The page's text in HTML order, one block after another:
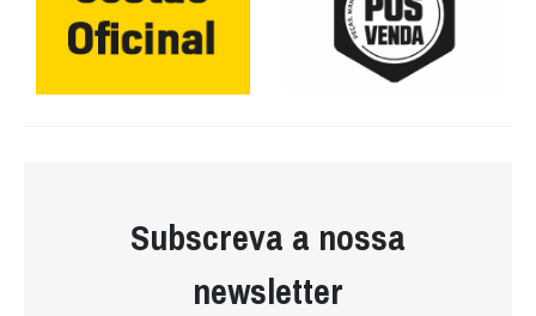
Subscreva a nossa
newsletter